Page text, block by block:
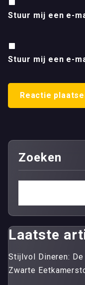
Stuur mij een e-
Stuur mij een e-
Zoeken
Laatste
Stijlvol Dineren:
Zwarte